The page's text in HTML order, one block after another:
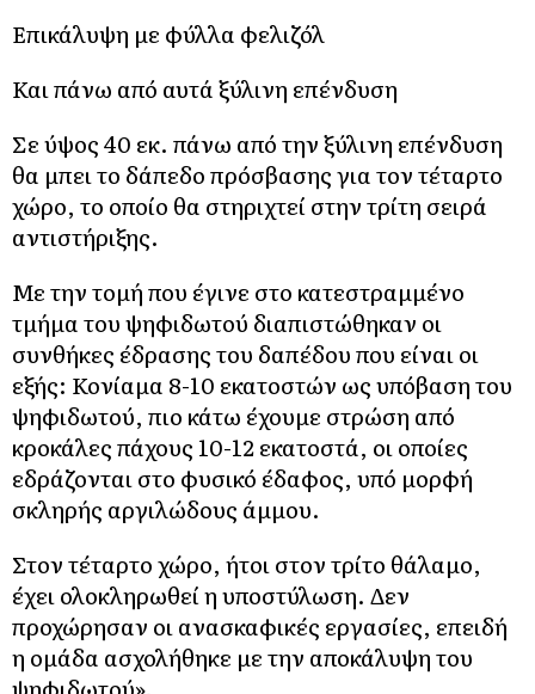
Επικάλυψη με φύλλα φελιζόλ
Και πάνω από αυτά ξύλινη επένδυση
Σε ύψος 40 εκ. πάνω από την ξύλινη επένδυση
θα μπει το δάπεδο πρόσβασης για τον τέταρτο
χώρο, το οποίο θα στηριχτεί στην τρίτη σειρά
αντιστήριξης.
Με την τομή που έγινε στο κατεστραμμένο
τμήμα του ψηφιδωτού διαπιστώθηκαν οι
συνθήκες έδρασης του δαπέδου που είναι οι
εξής: Κονίαμα 8-10 εκατοστών ως υπόβαση του
ψηφιδωτού, πιο κάτω έχουμε στρώση από
κροκάλες πάχους 10-12 εκατοστά, οι οποίες
εδράζονται στο φυσικό έδαφος, υπό μορφή
σκληρής αργιλώδους άμμου.
Στον τέταρτο χώρο, ήτοι στον τρίτο θάλαμο,
έχει ολοκληρωθεί η υποστύλωση. Δεν
προχώρησαν οι ανασκαφικές εργασίες, επειδή
η ομάδα ασχολήθηκε με την αποκάλυψη του